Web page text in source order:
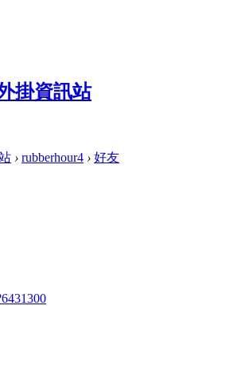
› rubberhour4 › 好友